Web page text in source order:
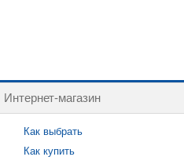
Интернет-магазин
Как выбрать
Как купить